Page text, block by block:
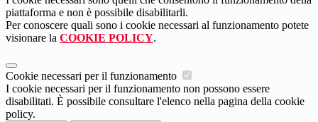
piattaforma e non è possibile disabilitarli.
Per conoscere quali sono i cookie necessari al funzionamento potete
visionare la COOKIE POLICY.
Cookie necessari per il funzionamento
I cookie necessari per il funzionamento non possono essere
disabilitati. È possibile consultare l'elenco nella pagina della cookie
policy.